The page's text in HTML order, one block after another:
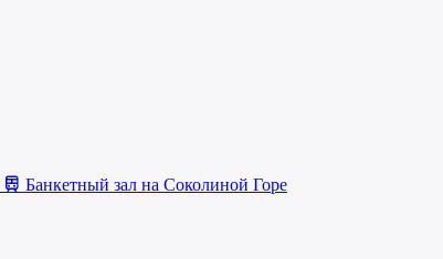
Банкетный зал на Соколиной Горе